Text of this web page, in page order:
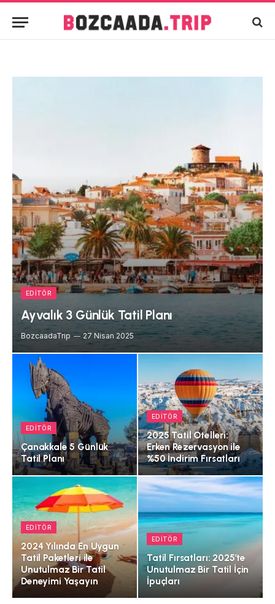
EDITÖR
Ayvalık 3 Günlük Tatil Planı
BozcaadaTrip 27 Nisan 2025
EDITÖR
Çanakkale 5 Günlük
Tatil Planı
EDITÖR
2025 Tatil Otelleri:
Erken Rezervasyon ile
%50 İndirim Fırsatları
EDITÖR
2024 Yılında En Uygun
Tatil Paketleri ile
Unutulmaz Bir Tatil
Deneyimi Yaşayın
EDITÖR
Tatil Fırsatları: 2025’te
Unutulmaz Bir Tatil İçin
İpuçları